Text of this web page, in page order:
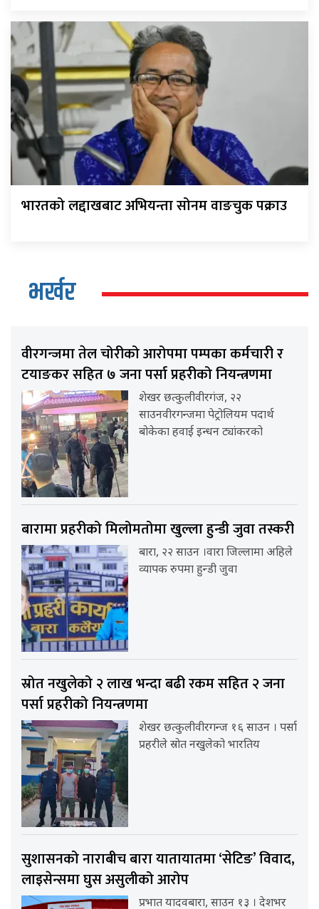
भारतको लद्दाखबाट अभियन्ता सोनम वाङचुक पक्राउ
भर्खर
वीरगन्जमा तेल चोरीको आरोपमा पम्पका कर्मचारी र
टयाङकर सहित ७ जना पर्सा प्रहरीको नियन्त्रणमा
शेखर छत्कुलीवीरगंज, २२
साउनवीरगन्जमा पेट्रोलियम पदार्थ
बोकेका हवाई इन्धन ट्यांकरको
बारामा प्रहरीको मिलोमतोमा खुल्ला हुन्डी जुवा तस्करी
बारा, २२ साउन ।वारा जिल्लामा अहिले
व्यापक रुपमा हुन्डी जुवा
स्रोत नखुलेको २ लाख भन्दा बढी रकम सहित २ जना
पर्सा प्रहरीको नियन्त्रणमा
शेखर छत्कुलीवीरगन्ज १६ साउन । पर्सा
प्रहरीले स्रोत नखुलेको भारतिय
सुशासनको नाराबीच बारा यातायातमा ‘सेटिङ’ विवाद,
लाइसेन्समा घुस असुलीको आरोप
प्रभात यादवबारा, साउन १३ । देशभर